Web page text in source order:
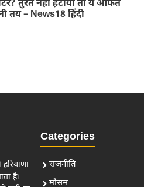
तुरंत नहीं हटाया तो ये आफत
तय – News18 हिंदी
है।
Categories
राजनीति
मौसम